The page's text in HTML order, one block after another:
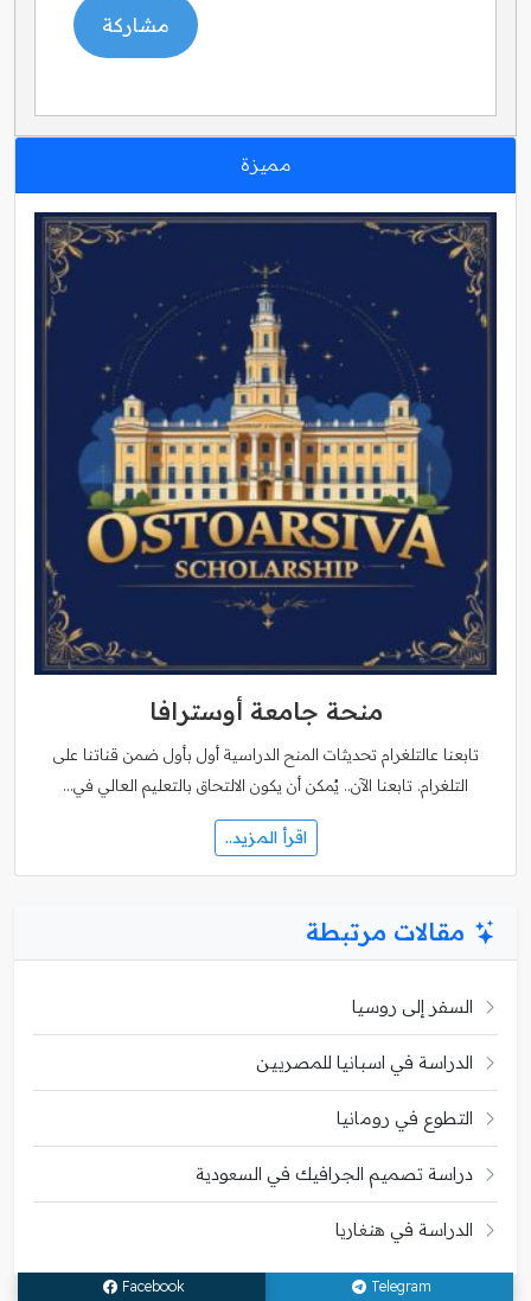
مميزة
منحة جامعة أوسترافا
تابعنا عالتلغرام تحديثات المنح الدراسية أول بأول ضمن قناتنا على
التلغرام. تابعنا الآن.. يُمكن أن يكون الالتحاق بالتعليم العالي في…
اقرأ المزيد..
مقالات مرتبطة
السفر إلى روسيا
الدراسة في اسبانيا للمصريين
التطوع في رومانيا
دراسة تصميم الجرافيك في السعودية
الدراسة في هنغاريا
Telegram
Facebook